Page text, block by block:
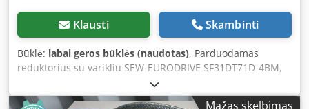
Klausti Skambinti
Būklė: labai geros būklės (naudotas), Parduodamas
reduktorius su varikliu SEW-EURODRIVE SF31DT71D-4BM,
trifazis variklis, galia 0,37 kW, integruotas
elektromagnetinis stabdis, 220 V kintamoji srovė. Dcedpfx
Mažas skelbimas